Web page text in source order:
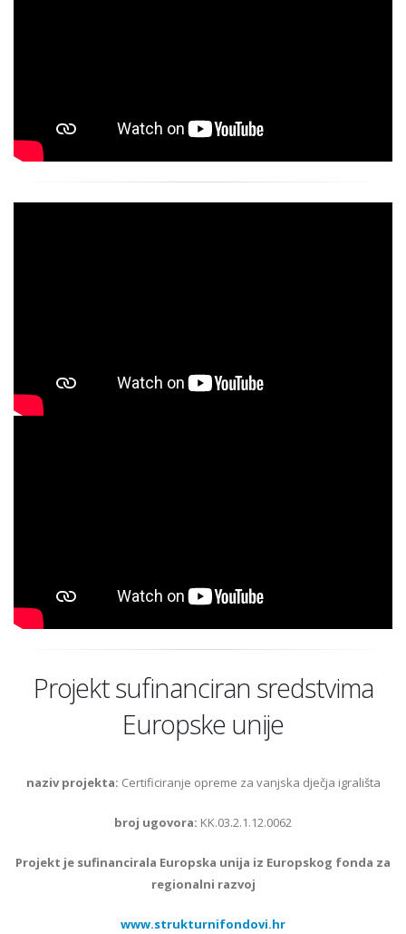
Projekt sufinanciran sredstvima
Europske unije
naziv projekta: Certificiranje opreme za vanjska dječja igrališta
broj ugovora: KK.03.2.1.12.0062
Projekt je sufinancirala Europska unija iz Europskog fonda za
regionalni razvoj
www.strukturnifondovi.hr